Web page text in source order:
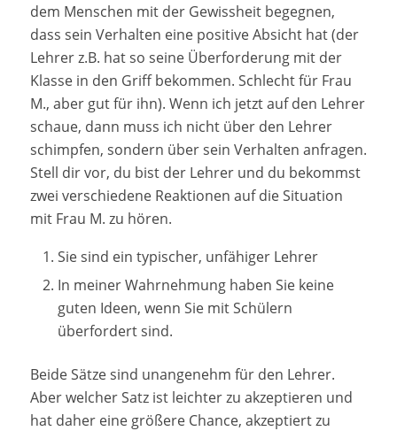
dem Menschen mit der Gewissheit begegnen,
dass sein Verhalten eine positive Absicht hat (der
Lehrer z.B. hat so seine Überforderung mit der
Klasse in den Griff bekommen. Schlecht für Frau
M., aber gut für ihn). Wenn ich jetzt auf den Lehrer
schaue, dann muss ich nicht über den Lehrer
schimpfen, sondern über sein Verhalten anfragen.
Stell dir vor, du bist der Lehrer und du bekommst
zwei verschiedene Reaktionen auf die Situation
mit Frau M. zu hören.
Sie sind ein typischer, unfähiger Lehrer
In meiner Wahrnehmung haben Sie keine
guten Ideen, wenn Sie mit Schülern
überfordert sind.
Beide Sätze sind unangenehm für den Lehrer.
Aber welcher Satz ist leichter zu akzeptieren und
hat daher eine größere Chance, akzeptiert zu